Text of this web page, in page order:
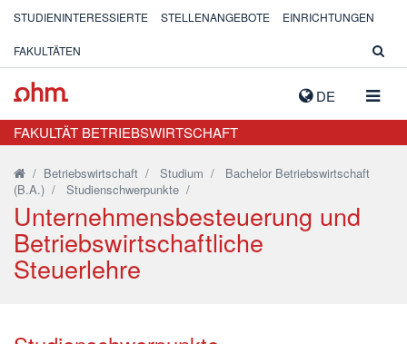
DE
STUDIENINTERESSIERTE STELLENANGEBOTE EINRICHTUNGEN
FAKULTÄTEN
FAKULTÄT BETRIEBSWIRTSCHAFT
/ Betriebswirtschaft / Studium / Bachelor Betriebswirtschaft
(B.A.) / Studienschwerpunkte /
Unternehmensbesteuerung und
Betriebswirtschaftliche
Steuerlehre